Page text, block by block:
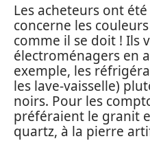
Les acheteurs ont
concerne les
comme il se doit ! Ils
électroménagers en
exemple, les
les lave-vaisselle)
noirs. Pour les
préféraient le granit
quartz, à la pierre